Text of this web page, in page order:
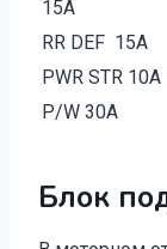
15A
RR DEF 15A
PWR STR 10A
P/W 30A
Блок